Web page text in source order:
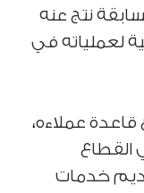
السابقة نتج عنه
لعملياته في
عملاءه،
القطاع
خدمات